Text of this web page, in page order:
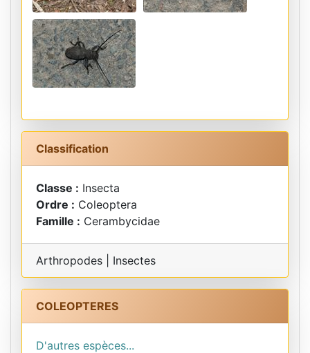
Classification
Classe : Insecta
Ordre : Coleoptera
Famille : Cerambycidae
Arthropodes | Insectes
COLEOPTERES
D'autres espèces...